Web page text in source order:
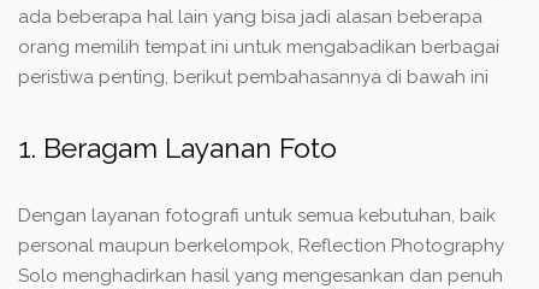
ada beberapa hal lain yang bisa jadi alasan beberapa
orang memilih tempat ini untuk mengabadikan berbagai
peristiwa penting, berikut pembahasannya di bawah ini
1. Beragam Layanan Foto
Dengan layanan fotografi untuk semua kebutuhan, baik
personal maupun berkelompok, Reflection Photography
Solo menghadirkan hasil yang mengesankan dan penuh